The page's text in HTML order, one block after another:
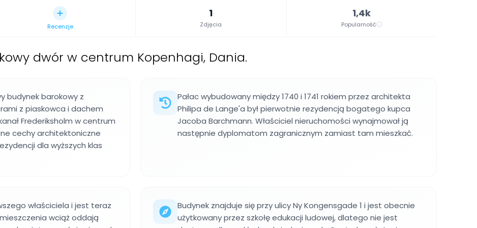
Recenzje
1
Zdjęcia
1,4k
Popularność
dwór w centrum Kopenhagi, Dania.
budynek barokowy z
z piaskowca i dachem
Frederiksholm w centrum
cechy architektoniczne
dla wyższych klas
Pałac wybudowany między 1740 i 1741 rokiem przez architekta
Philipa de Lange'a był pierwotnie rezydencją bogatego kupca
Jacoba Barchmann. Właściciel nieruchomości wynajmował ją
następnie dyplomatom zagranicznym zamiast tam mieszkać.
właściciela i jest teraz
wciąż oddają
Budynek znajduje się przy ulicy Ny Kongensgade 1 i jest obecnie
użytkowany przez szkołę edukacji ludowej, dlatego nie jest